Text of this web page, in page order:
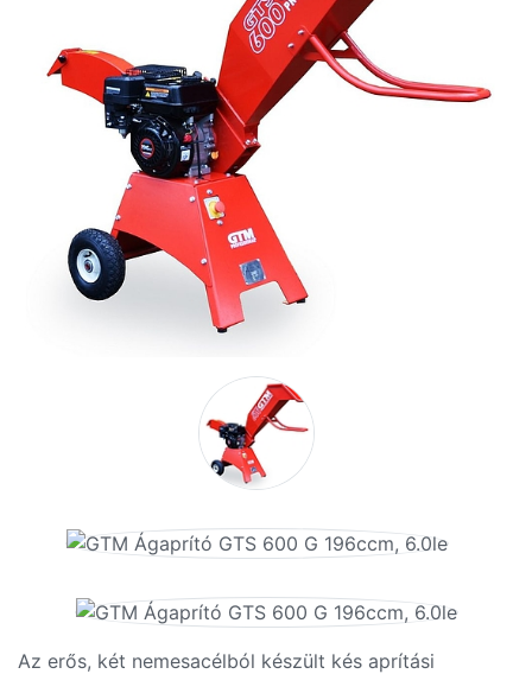
Az erős, két nemesacélból készült kés aprítási